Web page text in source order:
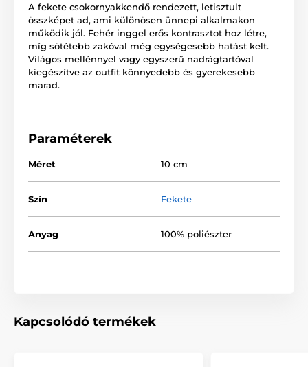
A fekete csokornyakkendő rendezett, letisztult
összképet ad, ami különösen ünnepi alkalmakon
működik jól. Fehér inggel erős kontrasztot hoz létre,
míg sötétebb zakóval még egységesebb hatást kelt.
Világos mellénnyel vagy egyszerű nadrágtartóval
kiegészítve az outfit könnyedebb és gyerekesebb
marad.
Paraméterek
Méret 10 cm
Szín Fekete
Anyag 100% poliészter
Kapcsolódó termékek